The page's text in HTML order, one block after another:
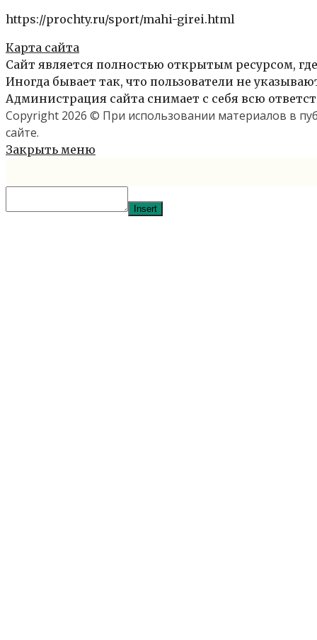
https://prochty.ru/sport/mahi-girei.html
Карта сайта
Сайт является полностью открытым ресурсом,
Иногда бывает так, что пользователи не
Администрация сайта снимает с себя всю
Copyright 2026 © При использовании материалов в
сайте.
Закрыть меню
Insert